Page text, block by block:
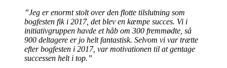
”Jeg er enormt stolt over den flotte tilslutning som
bogfesten fik i 2017, det blev en kæmpe succes. Vi i
initiativgruppen havde et håb om 300 fremmødte, så
900 deltagere er jo helt fantastisk. Selvom vi var trætte
efter bogfesten i 2017, var motivationen til at gentage
successen helt i top.”